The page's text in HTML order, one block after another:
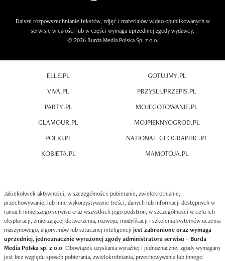
Dalsze rozpowszechnianie tekstów, zdjęć i materiałów wideo opublikowanych w
serwisie w całości lub w części wymaga uprzedniej zgody wydawcy.
© 2026 Burda Media Polska Sp. z o.o.
ELLE.PL
VIVA.PL
PARTY.PL
GLAMOUR.PL
POLKI.PL
KOBIETA.PL
GOTUJMY.PL
PRZYSLIJPRZEPIS.PL
MOJEGOTOWANIE.PL
MOJPIEKNYOGROD.PL
NATIONAL-GEOGRAPHIC.PL
MAMOTOJA.PL
Jakiekolwiek aktywności, w szczególności: pobieranie, zwielokrotnianie,
przechowywanie, lub inne wykorzystywanie treści, danych lub informacji dostępnych w
ramach niniejszego serwisu oraz wszystkich jego podstron, w szczególności w celu ich
eksploracji, zmierzającej dotworzenia, rozwoju, modyfikacji i szkolenia systemów uczenia
maszynowego, algorytmów lub sztucznej inteligencji jest zabronione oraz wymaga
uprzedniej, jednoznacznie wyrażonej zgody administratora serwisu – Burda
Media Polska sp. z o.o. Obowiązek uzyskania wyraźnej i jednoznacznej zgody wymagany
jest bez względu sposób pobierania, zwielokrotniania, przechowywania lub innego